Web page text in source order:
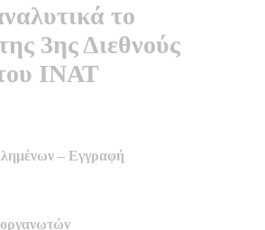
το
3ης Διεθνούς
ΙΝΑΤ
– Εγγραφή